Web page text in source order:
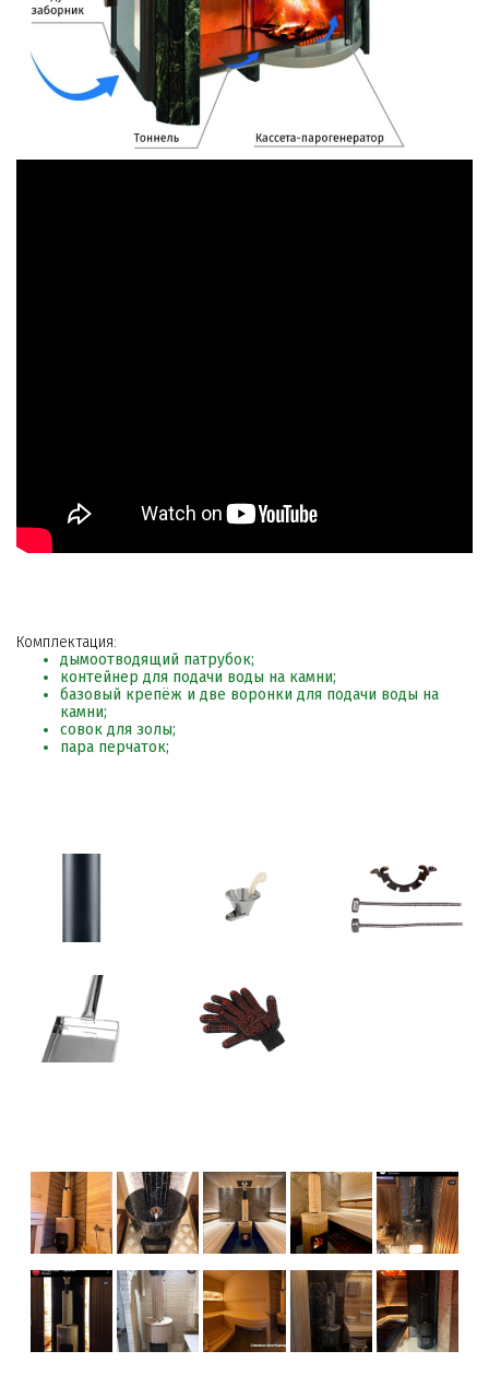
Комплектация:
дымоотводящий патрубок;
контейнер для подачи воды на камни;
базовый крепёж и две воронки для подачи воды на
камни;
совок для золы;
пара перчаток;